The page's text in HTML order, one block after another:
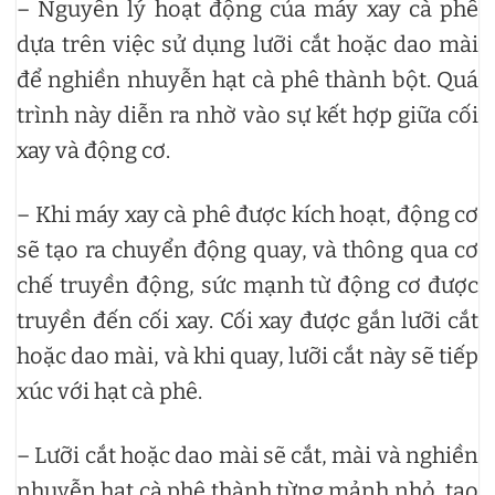
– Nguyên lý hoạt động của máy xay cà phê
dựa trên việc sử dụng lưỡi cắt hoặc dao mài
để nghiền nhuyễn hạt cà phê thành bột. Quá
trình này diễn ra nhờ vào sự kết hợp giữa cối
xay và động cơ.
– Khi máy xay cà phê được kích hoạt, động cơ
sẽ tạo ra chuyển động quay, và thông qua cơ
chế truyền động, sức mạnh từ động cơ được
truyền đến cối xay. Cối xay được gắn lưỡi cắt
hoặc dao mài, và khi quay, lưỡi cắt này sẽ tiếp
xúc với hạt cà phê.
– Lưỡi cắt hoặc dao mài sẽ cắt, mài và nghiền